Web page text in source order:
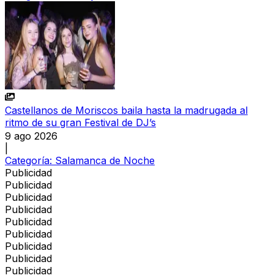
Castellanos de Moriscos baila hasta la madrugada al
ritmo de su gran Festival de DJ’s
9 ago 2026
Categoría: Salamanca de Noche
Publicidad
Publicidad
Publicidad
Publicidad
Publicidad
Publicidad
Publicidad
Publicidad
Publicidad